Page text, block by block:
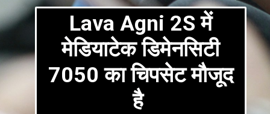
Lava Agni 2S में
मेडियाटेक डिमेनसिटी
7050 का चिपसेट मौजूद
है